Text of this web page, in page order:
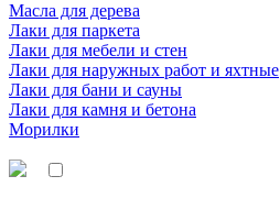
Масла для дерева
Лаки для паркета
Лаки для мебели и стен
Лаки для наружных работ и яхтные
Лаки для бани и сауны
Лаки для камня и бетона
Морилки